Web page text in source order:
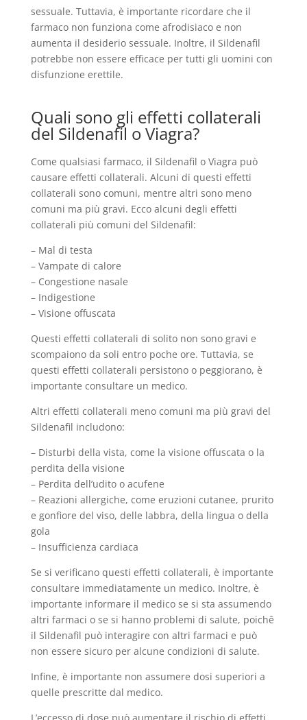
sessuale. Tuttavia, è importante ricordare che il
farmaco non funziona come afrodisiaco e non
aumenta il desiderio sessuale. Inoltre, il Sildenafil
potrebbe non essere efficace per tutti gli uomini con
disfunzione erettile.
Quali sono gli effetti collaterali
del Sildenafil o Viagra?
Come qualsiasi farmaco, il Sildenafil o Viagra può
causare effetti collaterali. Alcuni di questi effetti
collaterali sono comuni, mentre altri sono meno
comuni ma più gravi. Ecco alcuni degli effetti
collaterali più comuni del Sildenafil:
– Mal di testa
– Vampate di calore
– Congestione nasale
– Indigestione
– Visione offuscata
Questi effetti collaterali di solito non sono gravi e
scompaiono da soli entro poche ore. Tuttavia, se
questi effetti collaterali persistono o peggiorano, è
importante consultare un medico.
Altri effetti collaterali meno comuni ma più gravi del
Sildenafil includono:
– Disturbi della vista, come la visione offuscata o la
perdita della visione
– Perdita dell’udito o acufene
– Reazioni allergiche, come eruzioni cutanee, prurito
e gonfiore del viso, delle labbra, della lingua o della
gola
– Insufficienza cardiaca
Se si verificano questi effetti collaterali, è importante
consultare immediatamente un medico. Inoltre, è
importante informare il medico se si sta assumendo
altri farmaci o se si hanno problemi di salute, poichê
il Sildenafil può interagire con altri farmaci e può
non essere sicuro per alcune condizioni di salute.
Infine, è importante non assumere dosi superiori a
quelle prescritte dal medico.